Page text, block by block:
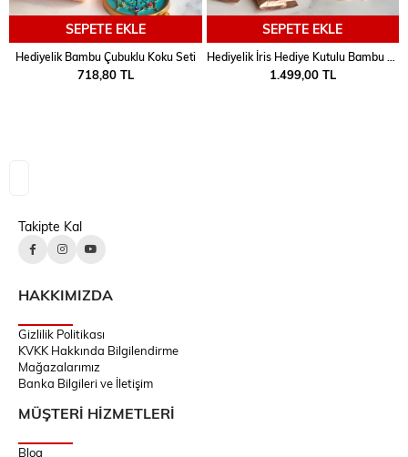
SEPETE EKLE
Hediyelik Bambu Çubuklu Koku Seti
718,80 TL
SEPETE EKLE
1.499,00 TL
Takipte Kal
HAKKIMIZDA
Gizlilik Politikası
KVKK Hakkında Bilgilendirme
Mağazalarımız
Banka Bilgileri ve İletişim
MÜŞTERİ HİZMETLERİ
Blog